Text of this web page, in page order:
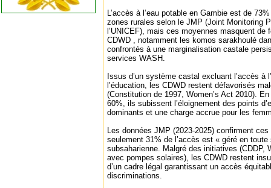
L’accès à l’eau potable en Gambie est de
zones rurales selon le JMP (Joint Monitoring
l’UNICEF), mais ces moyennes masquent
CDWD , notamment les komos sarakhoulé
confrontés à une marginalisation castale
services WASH.
Issus d’un système castal excluant l’accès à
l’éducation, les CDWD restent défavorisés
(Constitution de 1997, Women’s Act 2010).
60%, ils subissent l’éloignement des points
dominants et une charge accrue pour les
Les données JMP (2023-2025) confirment
seulement 31% de l’accès est « géré en
subsaharienne. Malgré des initiatives (CDDP,
avec pompes solaires), les CDWD restent
d’un cadre légal garantissant un accès
discriminations.